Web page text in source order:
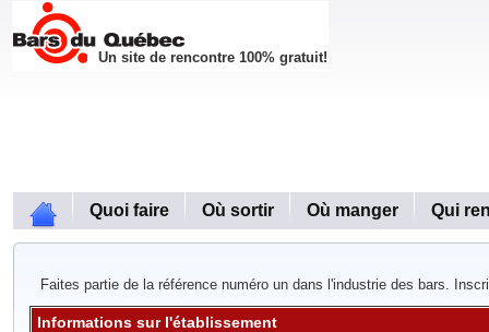
Un site de rencontre 100% gratuit!
Quoi faire Où sortir Où manger Qui
Faites partie de la référence numéro un dans l'industrie des bars.
Informations sur l'établissement